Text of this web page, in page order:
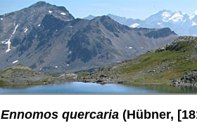
Ennomos quercaria (Hübner,